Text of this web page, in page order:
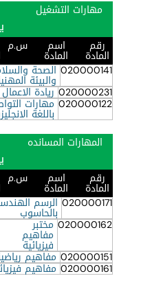
مهارات التشغيل
رقم
المادة
اسم
المادة
س.م
020000141 الصحة
والبيئة
020000231 ريادة الاعمال
020000122 مهارات
باللغة
المهارات
رقم
المادة
اسم
المادة
س.م
020000171 الرسم
بالحاسوب
020000162 مختبر
مفاهيم
فيزيائية
020000151 مفاهيم
020000161 مفاهيم